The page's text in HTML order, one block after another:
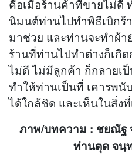
คือเมื่อร้านค้าที่ขายไม่ดี
นิมนต์ท่านไปทำพิธีเบิกร้
มาช่วย และท่านจะทำผ้
ร้านที่ท่านไปทำต่างก็เกิ
ไม่ดี ไม่มีลูกค้า ก็กลายเ
ทำให้ท่านเป็นที่ เคารพนั
ได้ใกล้ชิด และเห็นในสิ่ง
ภาพ/บทความ : ชยณัฐ
ท่านตุด จนฺ